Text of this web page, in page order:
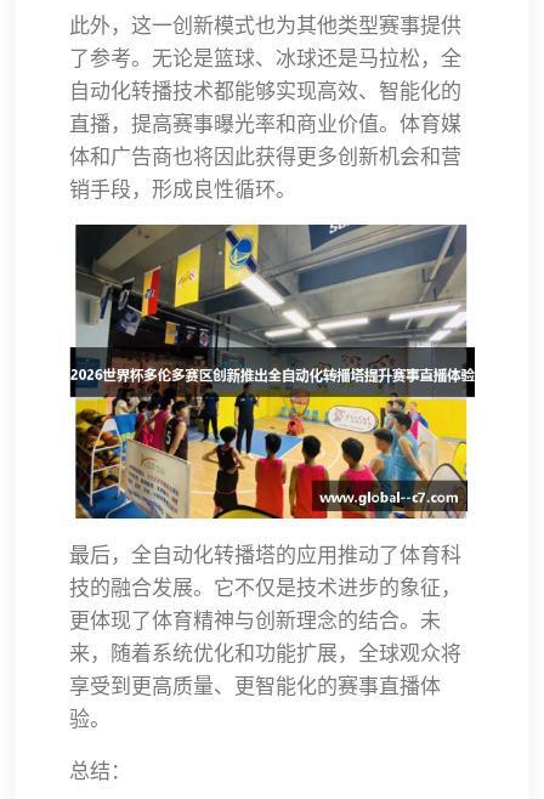
此外，这一创新模式也为其他类型赛事提供
了参考。无论是篮球、冰球还是马拉松，全
自动化转播技术都能够实现高效、智能化的
直播，提高赛事曝光率和商业价值。体育媒
体和广告商也将因此获得更多创新机会和营
销手段，形成良性循环。
最后，全自动化转播塔的应用推动了体育科
技的融合发展。它不仅是技术进步的象征，
更体现了体育精神与创新理念的结合。未
来，随着系统优化和功能扩展，全球观众将
享受到更高质量、更智能化的赛事直播体
验。
总结：